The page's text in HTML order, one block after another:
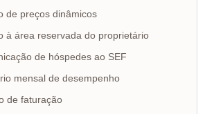
de preços dinâmicos
à área reservada do proprietário
de hóspedes ao SEF
mensal de desempenho
de faturação